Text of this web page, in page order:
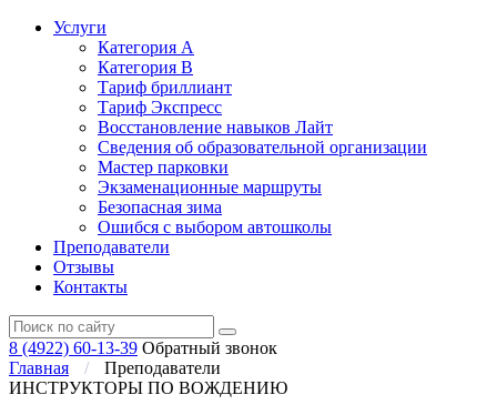
Услуги
Категория А
Категория В
Тариф бриллиант
Тариф Экспресс
Восстановление навыков Лайт
Сведения об образовательной организации
Мастер парковки
Экзаменационные маршруты
Безопасная зима
Ошибся с выбором автошколы
Преподаватели
Отзывы
Контакты
8 (4922) 60-13-39 Обратный звонок
Главная
/
Преподаватели
ИНСТРУКТОРЫ ПО ВОЖДЕНИЮ